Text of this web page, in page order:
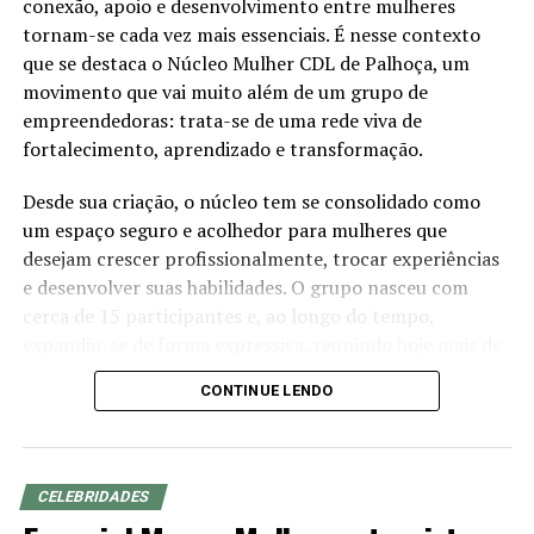
E desde então ela vem criando conteúdo, hoje com uma
vida muito mais confortável e muito grata por tudo o
que conquistou até aqui!
Seus valores e propósitos?
Meus valores são pautados em:
-Determinação
-Autenticidade
-Criatividade
Meus propósitos:
autêntica por onde passo. Assim como alegrar o dia das
conexão, apoio e desenvolvimento entre mulheres
tornam-se cada vez mais essenciais. É nesse contexto
que se destaca o Núcleo Mulher CDL de Palhoça, um
movimento que vai muito além de um grupo de
empreendedoras: trata-se de uma rede viva de
fortalecimento, aprendizado e transformação.
Desde sua criação, o núcleo tem se consolidado como
um espaço seguro e acolhedor para mulheres que
desejam crescer profissionalmente, trocar experiências
e desenvolver suas habilidades. O grupo nasceu com
cerca de 15 participantes e, ao longo do tempo,
180 mulheres com histórias, perfis e trajetórias
diferentes, mas que compartilham um mesmo
Mais do que promover oportunidades de negócios, o
CONTINUE LENDO
CELEBRIDADES